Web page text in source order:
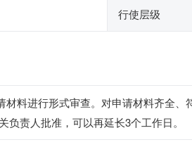
行使层级
料进行形式审查。对申请材料齐全、
责人批准，可以再延长3个工作日。